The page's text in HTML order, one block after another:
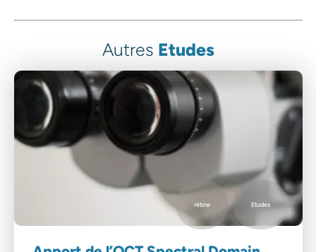
Autres Etudes
Etudes
rétine